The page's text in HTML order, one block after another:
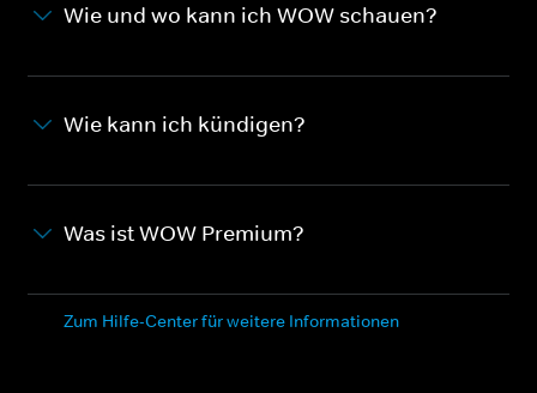
Wie und wo kann ich WOW schauen?
Wie kann ich kündigen?
Was ist WOW Premium?
Zum Hilfe-Center für weitere Informationen